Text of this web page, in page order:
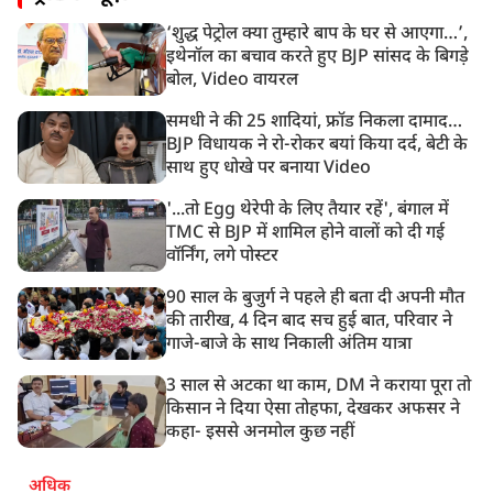
10:39 AM
रांची में छात्रों का विधानसभा मार्च शुरू, BJP ने भी CM आवास
घेरा
‘शुद्ध पेट्रोल क्या तुम्हारे बाप के घर से आएगा…’,
इथेनॉल का बचाव करते हुए BJP सांसद के बिगड़े
बोल, Video वायरल
समधी ने की 25 शादियां, फ्रॉड निकला दामाद…
BJP विधायक ने रो-रोकर बयां किया दर्द, बेटी के
साथ हुए धोखे पर बनाया Video
'...तो Egg थेरेपी के लिए तैयार रहें', बंगाल में
TMC से BJP में शामिल होने वालों को दी गई
वॉर्निंग, लगे पोस्टर
90 साल के बुजुर्ग ने पहले ही बता दी अपनी मौत
की तारीख, 4 दिन बाद सच हुई बात, परिवार ने
गाजे-बाजे के साथ निकाली अंतिम यात्रा
3 साल से अटका था काम, DM ने कराया पूरा तो
किसान ने दिया ऐसा तोहफा, देखकर अफसर ने
कहा- इससे अनमोल कुछ नहीं
अधिक